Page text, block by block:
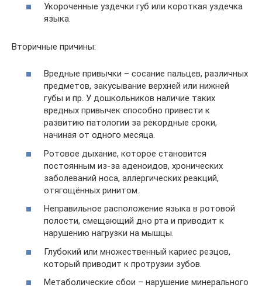
Укороченные уздечки губ или короткая уздечка
языка.
Вторичные причины:
Вредные привычки – сосание пальцев, различных
предметов, закусывание верхней или нижней
губы и пр. У дошкольников наличие таких
вредных привычек способно привести к
развитию патологии за рекордные сроки,
начиная от одного месяца.
Ротовое дыхание, которое становится
постоянным из-за аденоидов, хронических
заболеваний носа, аллергических реакций,
отягощённых ринитом.
Неправильное расположение языка в ротовой
полости, смещающий дно рта и приводит к
нарушению нагрузки на мышцы.
Глубокий или множественный кариес резцов,
который приводит к протрузии зубов.
Метаболические сбои – нарушение минерального